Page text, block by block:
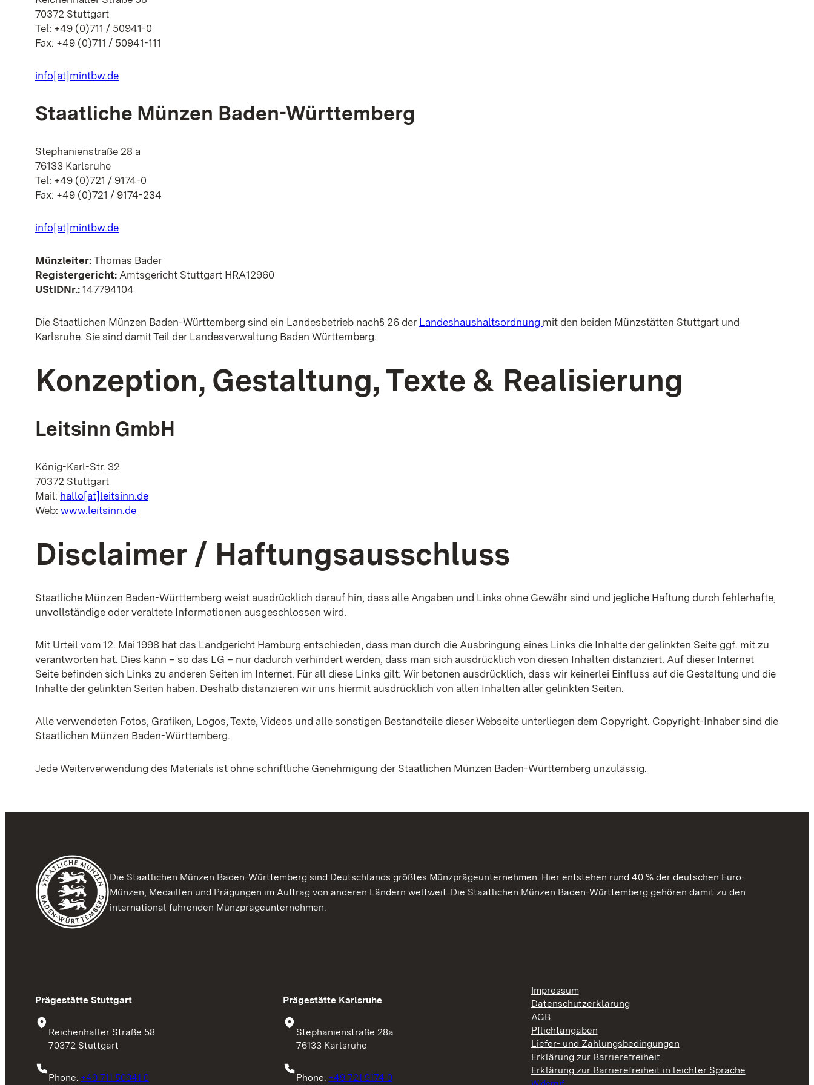
70372 Stuttgart
Tel: +49 (0)711 / 50941-0
Fax: +49 (0)711 / 50941-111
info[at]mintbw.de
Staatliche Münzen Baden-Württemberg
Stephanienstraße 28 a
76133 Karlsruhe
Tel: +49 (0)721 / 9174-0
Fax: +49 (0)721 / 9174-234
info[at]mintbw.de
Münzleiter:Thomas Bader
Registergericht:Amtsgericht Stuttgart HRA12960
UStIDNr.:147794104
Die Staatlichen Münzen Baden-Württemberg sind ein Landesbetrieb nach§ 26 der Landeshaushaltsordnung mit den beiden Münzstätten Stuttgart und
Karlsruhe. Sie sind damit Teil der Landesverwaltung Baden Württemberg.
Konzeption, Gestaltung, Texte & Realisierung
Leitsinn GmbH
König-Karl-Str. 32
70372 Stuttgart
Mail: hallo[at]leitsinn.de
Web: www.leitsinn.de
Disclaimer / Haftungsausschluss
Staatliche Münzen Baden-Württemberg weist ausdrücklich darauf hin, dass alle Angaben und Links ohne Gewähr sind und jegliche Haftung durch fehlerhafte,
unvollständige oder veraltete Informationen ausgeschlossen wird.
Mit Urteil vom 12. Mai 1998 hat das Landgericht Hamburg entschieden, dass man durch die Ausbringung eines Links die Inhalte der gelinkten Seite ggf. mit zu
verantworten hat. Dies kann – so das LG – nur dadurch verhindert werden, dass man sich ausdrücklich von diesen Inhalten distanziert. Auf dieser Internet
Seite befinden sich Links zu anderen Seiten im Internet. Für all diese Links gilt: Wir betonen ausdrücklich, dass wir keinerlei Einfluss auf die Gestaltung und die
Inhalte der gelinkten Seiten haben. Deshalb distanzieren wir uns hiermit ausdrücklich von allen Inhalten aller gelinkten Seiten.
Alle verwendeten Fotos, Grafiken, Logos, Texte, Videos und alle sonstigen Bestandteile dieser Webseite unterliegen dem Copyright. Copyright-Inhaber sind die
Staatlichen Münzen Baden-Württemberg.
Jede Weiterverwendung des Materials ist ohne schriftliche Genehmigung der Staatlichen Münzen Baden-Württemberg unzulässig.
Die Staatlichen Münzen Baden-Württemberg sind Deutschlands größtes Münzprägeunternehmen. Hier entstehen rund 40 % der deutschen Euro-
Münzen, Medaillen und Prägungen im Auftrag von anderen Ländern weltweit. Die Staatlichen Münzen Baden-Württemberg gehören damit zu den
international führenden Münzprägeunternehmen.
Prägestätte Stuttgart
Reichenhaller Straße 58
70372 Stuttgart
Phone: +49 711 50941 0
Prägestätte Karlsruhe
Stephanienstraße 28a
76133 Karlsruhe
Phone: +49 721 9174 0
Impressum
Datenschutzerklärung
AGB
Pflichtangaben
Liefer- und Zahlungsbedingungen
Erklärung zur Barrierefreiheit
Erklärung zur Barrierefreiheit in leichter Sprache